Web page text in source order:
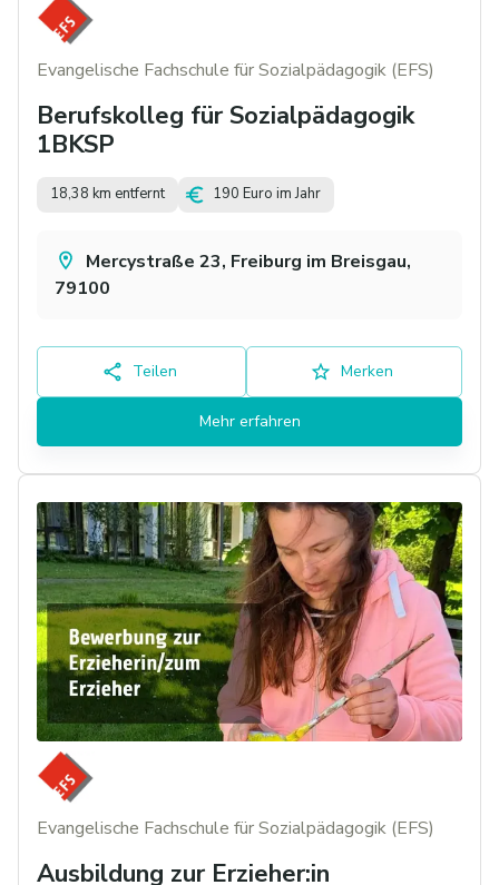
Evangelische Fachschule für Sozialpädagogik (EFS)
Berufskolleg für Sozialpädagogik
1BKSP
18,38 km entfernt 190 Euro im Jahr
Mercystraße 23, Freiburg im Breisgau,
79100
Teilen Merken
Mehr erfahren
Evangelische Fachschule für Sozialpädagogik (EFS)
Ausbildung zur Erzieher:in